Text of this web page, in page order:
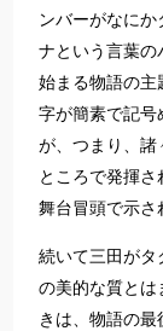
ンバーがなに
ナという言葉の
始まる物語の主
字が簡素で記号
が、つまり、諸
ところで発揮さ
舞台冒頭で示さ
続いて三田がタ
の美的な質とは
きは、物語の